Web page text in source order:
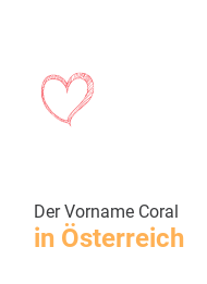
Der Vorname Coral
in Österreich